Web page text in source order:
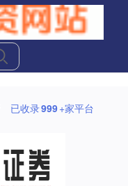
已收录999+家平台